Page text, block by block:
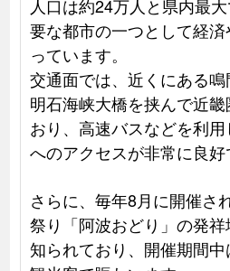
人口は約24万人と県内最
要な都市の一つとして経
っています。
交通面では、近くにある鳴
明石海峡大橋を挟んで近
おり、高速バスなどを利
へのアクセスが非常に良好
さらに、毎年8月に開催さ
祭り「阿波おどり」の発
知られており、開催期間